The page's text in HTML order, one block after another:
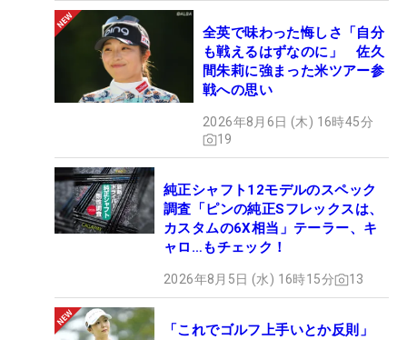
全英で味わった悔しさ「自分
も戦えるはずなのに」 佐久
間朱莉に強まった米ツアー参
戦への思い
2026年8月6日 (木) 16時45分
19
純正シャフト12モデルのスペック
調査「ピンの純正Sフレックスは、
カスタムの6X相当」テーラー、キ
ャロ…もチェック！
2026年8月5日 (水) 16時15分 13
「これでゴルフ上手いとか反則」